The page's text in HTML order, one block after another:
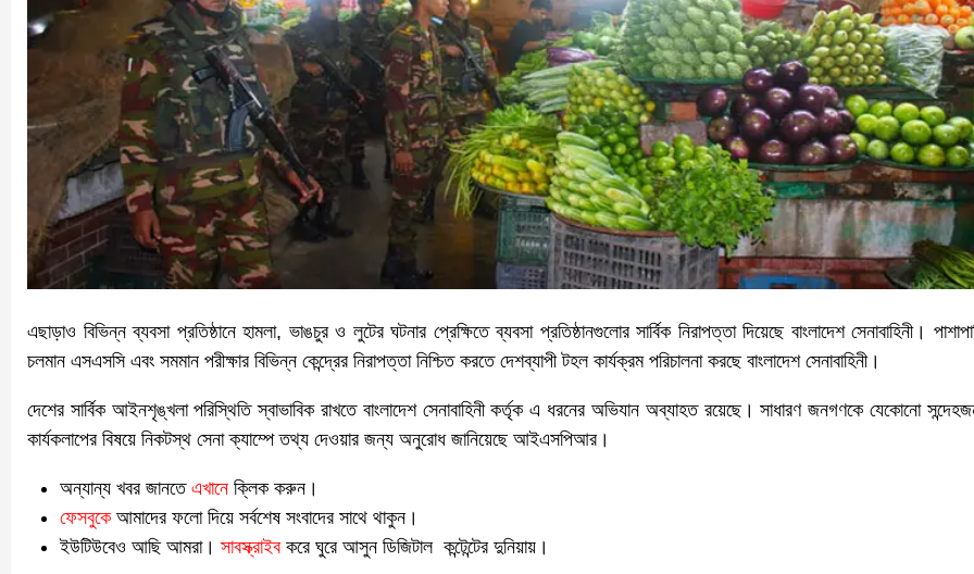
এছাড়াও বিভিন্ন ব্যবসা প্রতিষ্ঠানে হামলা, ভাঙচুর ও লুটের ঘটনার প্রেক্ষিতে ব্যবসা প্রতিষ্ঠানগুলোর সার্বিক নিরাপত্তা দিয়েছে বাংলাদেশ সেনাবাহিনী।
চলমান এসএসসি এবং সমমান পরীক্ষার বিভিন্ন কেন্দ্রের নিরাপত্তা নিশ্চিত করতে দেশব্যাপী টহল কার্যক্রম পরিচালনা করছে বাংলাদেশ সেনাবাহিনী।
দেশের সার্বিক আইনশৃঙ্খলা পরিস্থিতি স্বাভাবিক রাখতে বাংলাদেশ সেনাবাহিনী কর্তৃক এ ধরনের অভিযান অব্যাহত রয়েছে। সাধারণ জনগণকে যেকোনো
কার্যকলাপের বিষয়ে নিকটস্থ সেনা ক্যাম্পে তথ্য দেওয়ার জন্য অনুরোধ জানিয়েছে আইএসপিআর।
অন্যান্য খবর জানতে এখানে ক্লিক করুন।
ফেসবুকেআমাদের ফলো দিয়ে সর্বশেষ সংবাদের সাথে থাকুন।
ইউটিউবেও আছি আমরা। সাবস্ক্রাইব করে ঘুরে আসুন ডিজিটাল কন্টেন্টের দুনিয়ায়।